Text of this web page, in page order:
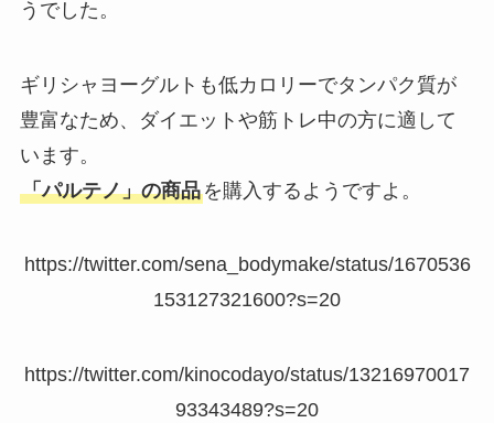
うでした。
ギリシャヨーグルトも低カロリーでタンパク質が
豊富なため、ダイエットや筋トレ中の方に適して
います。
「パルテノ」の商品を購入するようですよ。
https://twitter.com/sena_bodymake/status/1670536
153127321600?s=20
https://twitter.com/kinocodayo/status/13216970017
93343489?s=20